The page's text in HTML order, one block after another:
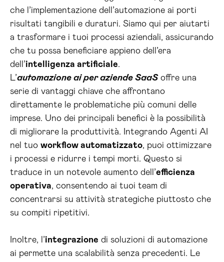
che l’implementazione dell’automazione ai porti
risultati tangibili e duraturi. Siamo qui per aiutarti
a trasformare i tuoi processi aziendali, assicurando
che tu possa beneficiare appieno dell’era
dell’intelligenza artificiale.
L’automazione ai per aziende SaaSoffre una
serie di vantaggi chiave che affrontano
direttamente le problematiche più comuni delle
imprese. Uno dei principali benefici è la possibilità
di migliorare la produttività. Integrando Agenti AI
nel tuo workflow automatizzato, puoi ottimizzare
i processi e ridurre i tempi morti. Questo si
traduce in un notevole aumento dell’efficienza
operativa, consentendo ai tuoi team di
concentrarsi su attività strategiche piuttosto che
su compiti ripetitivi.
Inoltre, l’integrazione di soluzioni di automazione
ai permette una scalabilità senza precedenti. Le